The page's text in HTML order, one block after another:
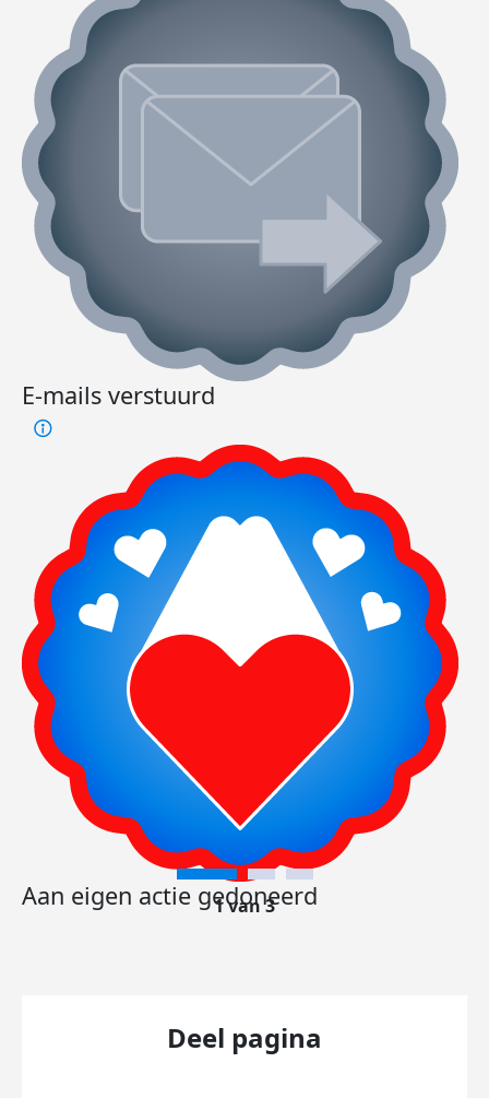
E-mails verstuurd
Aan eigen actie gedoneerd
1 van 3
Deel pagina